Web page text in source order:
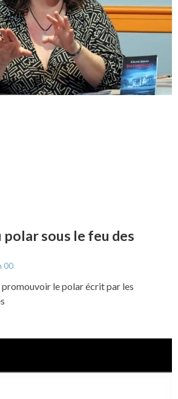
polar sous le feu des
00
le polar écrit par les